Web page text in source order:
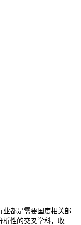
都是需要国度相关部
析性的交叉学科，收